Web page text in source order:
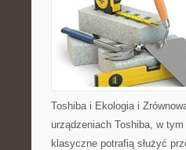
Toshiba i Ekologia i
urządzeniach Toshiba, w
klasyczne potrafią służyć